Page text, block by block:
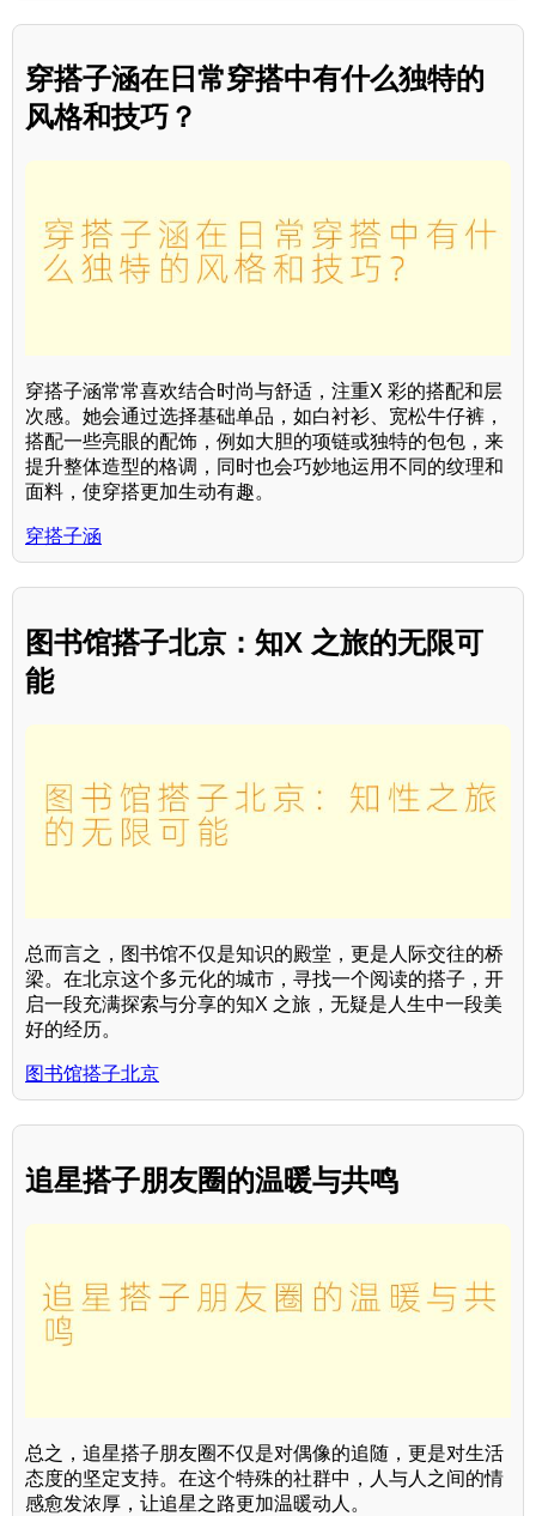
穿搭子涵在日常穿搭中有什么独特的
风格和技巧？
穿搭子涵常常喜欢结合时尚与舒适，注重X 彩的搭配和层
次感。她会通过选择基础单品，如白衬衫、宽松牛仔裤，
搭配一些亮眼的配饰，例如大胆的项链或独特的包包，来
提升整体造型的格调，同时也会巧妙地运用不同的纹理和
面料，使穿搭更加生动有趣。
穿搭子涵
图书馆搭子北京：知X 之旅的无限可
能
总而言之，图书馆不仅是知识的殿堂，更是人际交往的桥
梁。在北京这个多元化的城市，寻找一个阅读的搭子，开
启一段充满探索与分享的知X 之旅，无疑是人生中一段美
好的经历。
图书馆搭子北京
追星搭子朋友圈的温暖与共鸣
总之，追星搭子朋友圈不仅是对偶像的追随，更是对生活
态度的坚定支持。在这个特殊的社群中，人与人之间的情
感愈发浓厚，让追星之路更加温暖动人。